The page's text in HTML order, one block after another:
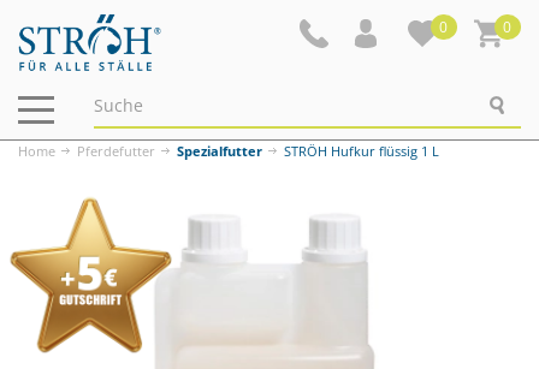
0 0
Navigation
ein-/ausblenden
Home Pferdefutter Spezialfutter STRÖH Hufkur flüssig 1 L